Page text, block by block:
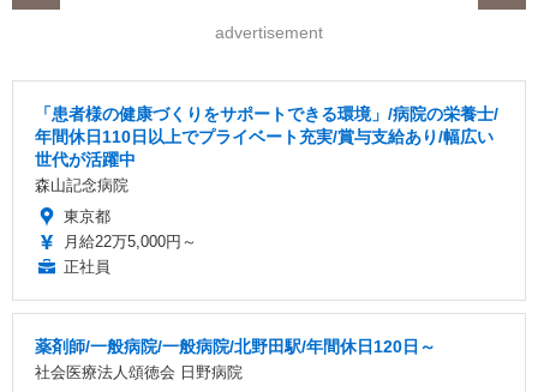
advertisement
「患者様の健康づくりをサポートできる環境」/病院の栄養士/
年間休日110日以上でプライベート充実/賞与支給あり/幅広い
世代が活躍中
森山記念病院
東京都
月給22万5,000円～
正社員
薬剤師/一般病院/一般病院/北野田駅/年間休日120日～
社会医療法人頌徳会 日野病院